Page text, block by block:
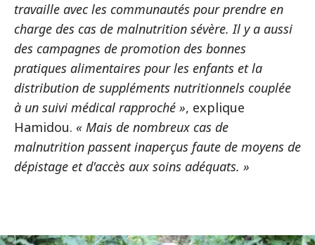
travaille avec les communautés pour prendre en
charge des cas de malnutrition sévère. Il y a aussi
des campagnes de promotion des bonnes
pratiques alimentaires pour les enfants et la
distribution de suppléments nutritionnels couplée
à un suivi médical rapproché », explique
Hamidou. « Mais de nombreux cas de
malnutrition passent inaperçus faute de moyens de
dépistage et d'accès aux soins adéquats. »